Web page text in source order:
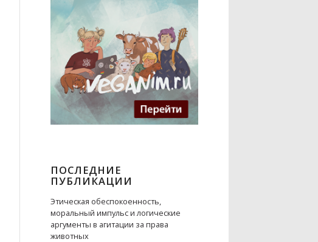
ПОСЛЕДНИЕ
ПУБЛИКАЦИИ
Этическая обеспокоенность,
моральный импульс и логические
аргументы в агитации за права
животных